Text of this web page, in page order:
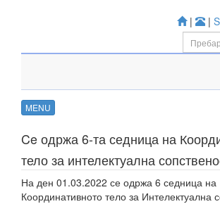
| |
MENU
Ce одржа 6-та седница на
тело за интелектуална
На ден 01.03.2022 се одржа 6 седница на
Координативното тело за Интелектуална